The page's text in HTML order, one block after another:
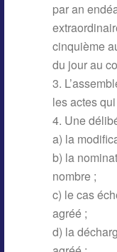
par an
cinquième
du jour au
3.
les actes
4. Une
a) la
b) la
nombre ;
c) le cas
agréé ;
d) la